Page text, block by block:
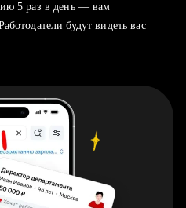
5 раз в день — вам
будут видеть вас